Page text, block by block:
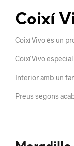
Coixí
Coixí Vivo és un
Coixí Vivo
Interior amb un
Preus segons